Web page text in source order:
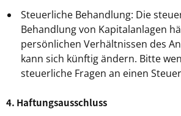
Steuerliche Behandlung: Die
Behandlung von Kapitalanlagen
persönlichen Verhältnissen des
kann sich künftig ändern. Bitte
steuerliche Fragen an einen
4. Haftungsausschluss